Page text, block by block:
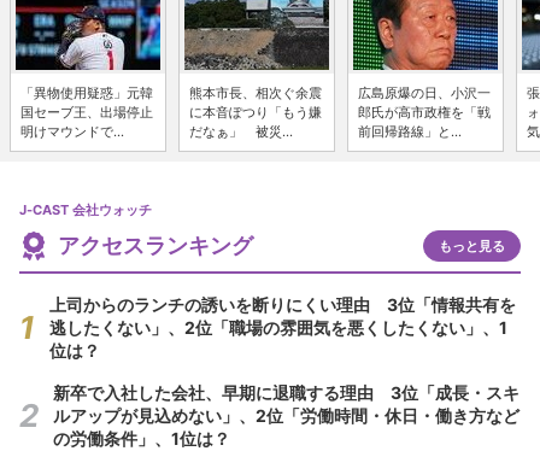
「異物使用疑惑」元韓
国セーブ王、出場停止
明けマウンドで...
熊本市長、相次ぐ余震
に本音ぽつり「もう嫌
だなぁ」 被災...
広島原爆の日、小沢一
郎氏が高市政権を「戦
前回帰路線」と...
J-CAST 会社ウォッチ
アクセスランキング もっと見る
上司からのランチの誘いを断りにくい理由 3位「情報共有を
逃したくない」、2位「職場の雰囲気を悪くしたくない」、1
位は？
新卒で入社した会社、早期に退職する理由 3位「成長・スキ
ルアップが見込めない」、2位「労働時間・休日・働き方など
の労働条件」、1位は？